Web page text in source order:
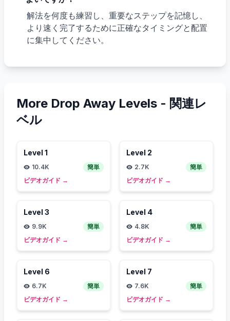
解法を何度も練習し、重要なステップを記憶し、
より速く完了するために正確なタイミングと配置
に集中してください。
More Drop Away Levels - 関連レ
ベル
Level 1
10.4K
簡単
ビデオガイド →
Level 2
2.7K
簡単
ビデオガイド →
Level 3
9.9K
簡単
ビデオガイド →
Level 4
4.8K
簡単
ビデオガイド →
Level 6
6.7K
簡単
ビデオガイド →
Level 7
7.6K
簡単
ビデオガイド →